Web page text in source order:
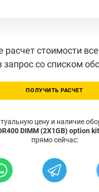
расчет стоимости
запрос со списком
ПОЛУЧИТЬ РАСЧЕТ
цену и наличие
DIMM (2X1GB) option kit
прямо сейчас: